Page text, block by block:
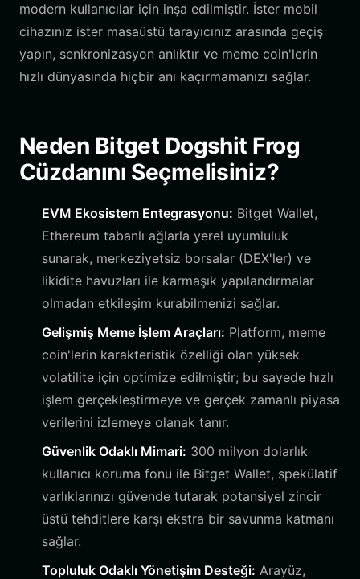
modern kullanıcılar için inşa edilmiştir. İster mobil
cihazınız ister masaüstü tarayıcınız arasında geçiş
yapın, senkronizasyon anlıktır ve meme coin'lerin
hızlı dünyasında hiçbir anı kaçırmamanızı sağlar.
Neden Bitget Dogshit Frog
Cüzdanını Seçmelisiniz?
EVM Ekosistem Entegrasyonu: Bitget Wallet,
Ethereum tabanlı ağlarla yerel uyumluluk
sunarak, merkeziyetsiz borsalar (DEX'ler) ve
likidite havuzları ile karmaşık yapılandırmalar
olmadan etkileşim kurabilmenizi sağlar.
Gelişmiş Meme İşlem Araçları: Platform, meme
coin'lerin karakteristik özelliği olan yüksek
volatilite için optimize edilmiştir; bu sayede hızlı
işlem gerçekleştirmeye ve gerçek zamanlı piyasa
verilerini izlemeye olanak tanır.
Güvenlik Odaklı Mimari: 300 milyon dolarlık
kullanıcı koruma fonu ile Bitget Wallet, spekülatif
varlıklarınızı güvende tutarak potansiyel zincir
üstü tehditlere karşı ekstra bir savunma katmanı
sağlar.
Topluluk Odaklı Yönetişim Desteği: Arayüz,